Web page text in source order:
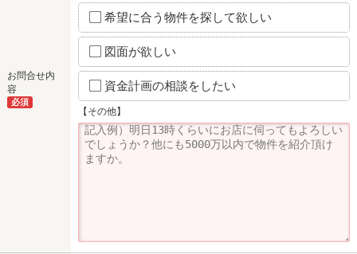
お問合せ内
容
必須
希望に合う物件を探して欲しい
図面が欲しい
資金計画の相談をしたい
【その他】